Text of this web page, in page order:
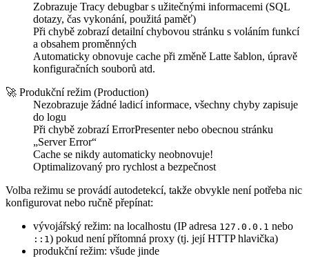
Zobrazuje Tracy debugbar s užitečnými informacemi (SQL
dotazy, čas vykonání, použitá paměť)
Při chybě zobrazí detailní chybovou stránku s voláním funkcí
a obsahem proměnných
Automaticky obnovuje cache při změně Latte šablon, úpravě
konfiguračních souborů atd.
🚀 Produkční režim (Production)
Nezobrazuje žádné ladicí informace, všechny chyby zapisuje
do logu
Při chybě zobrazí ErrorPresenter nebo obecnou stránku
„Server Error“
Cache se nikdy automaticky neobnovuje!
Optimalizovaný pro rychlost a bezpečnost
Volba režimu se provádí autodetekcí, takže obvykle není potřeba nic
konfigurovat nebo ručně přepínat:
vývojářský režim: na localhostu (IP adresa 127.0.0.1 nebo
::1) pokud není přítomná proxy (tj. její HTTP hlavička)
produkční režim: všude jinde